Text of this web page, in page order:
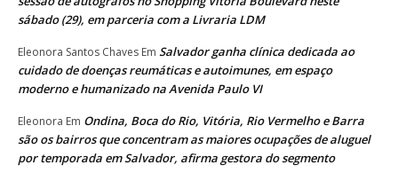
sábado (29), em parceria com a Livraria LDM
Eleonora Santos Chaves Em Salvador ganha clínica dedicada ao
cuidado de doenças reumáticas e autoimunes, em espaço
moderno e humanizado na Avenida Paulo VI
Eleonora Em Ondina, Boca do Rio, Vitória, Rio Vermelho e Barra
são os bairros que concentram as maiores ocupações de aluguel
por temporada em Salvador, afirma gestora do segmento